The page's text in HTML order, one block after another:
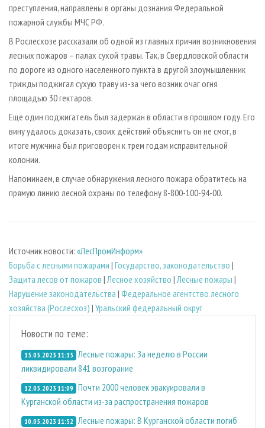
преступления, направлены в органы дознания Федеральной
пожарной службы МЧС РФ.
В Рослесхозе рассказали об одной из главных причин возникновения
лесных пожаров – палах сухой травы. Так, в Свердловской области
по дороге из одного населенного пункта в другой злоумышленник
трижды поджигал сухую траву из-за чего возник очаг огня
площадью 30 гектаров.
Еще один поджигатель был задержан в области в прошлом году. Его
вину удалось доказать, своих действий объяснить он не смог, в
итоге мужчина был приговорен к трем годам исправительной
колонии.
Напоминаем, в случае обнаружения лесного пожара обратитесь на
прямую линию лесной охраны по телефону 8-800-100-94-00.
Источник новости: «ЛесПромИнформ»
Борьба с лесными пожарами | Государство, законодательство |
Защита лесов от пожаров |Лесное хозяйство |Лесные пожары |
Нарушение законодательства | Федеральное агентство лесного
хозяйства (Рослесхоз) | Уральский федеральный округ
Новости по теме:
15.05.2023 11:15 Лесные пожары: За неделю в России
ликвидировали 841 возгорание
12.05.2023 11:09 Почти 2000 человек эвакуировали в
Курганской области из-за распространения пожаров
10.05.2023 11:52 Лесные пожары: В Курганской области погиб